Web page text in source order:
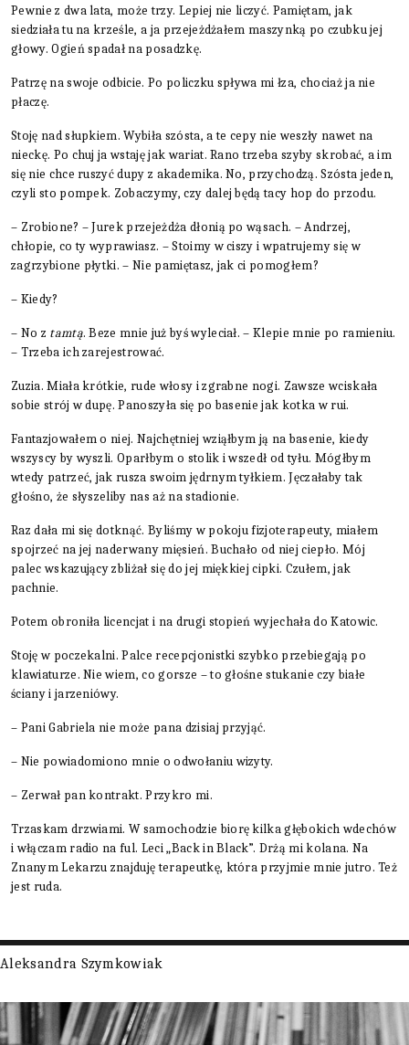
Pewnie z dwa lata, może trzy. Lepiej nie liczyć. Pamiętam, jak
siedziała tu na krześle, a ja przejeżdżałem maszynką po czubku jej
głowy. Ogień spadał na posadzkę.
Patrzę na swoje odbicie. Po policzku spływa mi łza, chociaż ja nie
płaczę.
Stoję nad słupkiem. Wybiła szósta, a te cepy nie weszły nawet na
nieckę. Po chuj ja wstaję jak wariat. Rano trzeba szyby skrobać, a im
się nie chce ruszyć dupy z akademika. No, przychodzą. Szósta jeden,
czyli sto pompek. Zobaczymy, czy dalej będą tacy hop do przodu.
– Zrobione? – Jurek przejeżdża dłonią po wąsach. – Andrzej,
chłopie, co ty wyprawiasz. – Stoimy w ciszy i wpatrujemy się w
zagrzybione płytki. – Nie pamiętasz, jak ci pomogłem?
– Kiedy?
– No z tamtą. Beze mnie już byś wyleciał. – Klepie mnie po ramieniu.
– Trzeba ich zarejestrować.
Zuzia. Miała krótkie, rude włosy i zgrabne nogi. Zawsze wciskała
sobie strój w dupę. Panoszyła się po basenie jak kotka w rui.
Fantazjowałem o niej. Najchętniej wziąłbym ją na basenie, kiedy
wszyscy by wyszli. Oparłbym o stolik i wszedł od tyłu. Mógłbym
wtedy patrzeć, jak rusza swoim jędrnym tyłkiem. Jęczałaby tak
głośno, że słyszeliby nas aż na stadionie.
Raz dała mi się dotknąć. Byliśmy w pokoju fizjoterapeuty, miałem
spojrzeć na jej naderwany mięsień. Buchało od niej ciepło. Mój
palec wskazujący zbliżał się do jej miękkiej cipki. Czułem, jak
pachnie.
Potem obroniła licencjat i na drugi stopień wyjechała do Katowic.
Stoję w poczekalni. Palce recepcjonistki szybko przebiegają po
klawiaturze. Nie wiem, co gorsze – to głośne stukanie czy białe
ściany i jarzeniówy.
– Pani Gabriela nie może pana dzisiaj przyjąć.
– Nie powiadomiono mnie o odwołaniu wizyty.
– Zerwał pan kontrakt. Przykro mi.
Trzaskam drzwiami. W samochodzie biorę kilka głębokich wdechów
i włączam radio na ful. Leci „Back in Black”. Drżą mi kolana. Na
Znanym Lekarzu znajduję terapeutkę, która przyjmie mnie jutro. Też
jest ruda.
Aleksandra Szymkowiak